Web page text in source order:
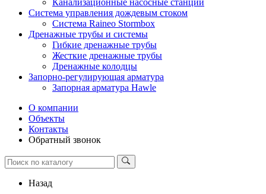
Система управления дождевым стоком
Система Raineo Stormbox
Дренажные трубы и системы
Гибкие дренажные трубы
Жесткие дренажные трубы
Дренажные колодцы
Запорно-регулирующая арматура
Запорная арматура Hawle
О компании
Объекты
Контакты
Обратный звонок
Назад